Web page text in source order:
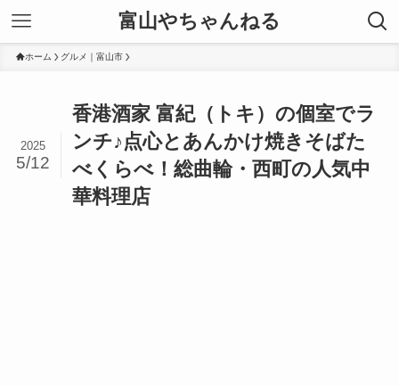
富山やちゃんねる
ホーム グルメ｜富山市
香港酒家 富紀（トキ）の個室でラ
ンチ♪点心とあんかけ焼きそばた
べくらべ！総曲輪・西町の人気中
華料理店
2025
5/12